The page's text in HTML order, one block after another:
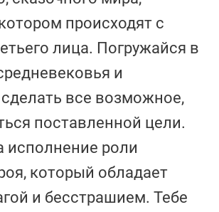
происходят с
лица. Погружайся в
и
все возможное,
поставленной цели.
исполнение роли
который обладает
и бесстрашием. Тебе